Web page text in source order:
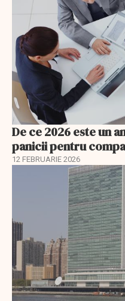
De ce 2026 este un
panicii pentru
12 FEBRUARIE 2026